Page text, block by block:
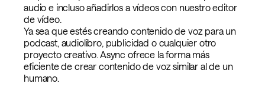
audio e incluso añadirlos a vídeos con nuestro editor
de vídeo.
Ya sea que estés creando contenido de voz para un
podcast, audiolibro, publicidad o cualquier otro
proyecto creativo. Async ofrece la forma más
eficiente de crear contenido de voz similar al de un
humano.